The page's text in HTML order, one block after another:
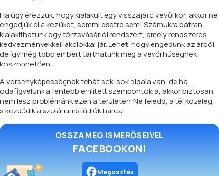
Ha úgy érezzük, hogy kialakult egy visszajáró vevői kör, akkor ne
engedjük el a kezüket, semmi esetre sem! Számukra bátran
kialakíthatunk egy törzsvásárlói rendszert, amely rendszeres
kedvezményekkel, akciókkal jár. Lehet, hogy engedünk az árból,
de így még több embert tarthatunk meg a vevői hűségnek
köszönhetően.
A versenyképességnek tehát sok-sok oldala van, de ha
odafigyelünk a fentebb említett szempontokra, akkor biztosan
nem lesz problémánk ezen a területen. Ne feledd, a tél közeleg,
s kezdődik a szoláriumstúdiók harca!
OSSZA MEG ISMERŐSEIVEL
FACEBOOKON!
Megosztás